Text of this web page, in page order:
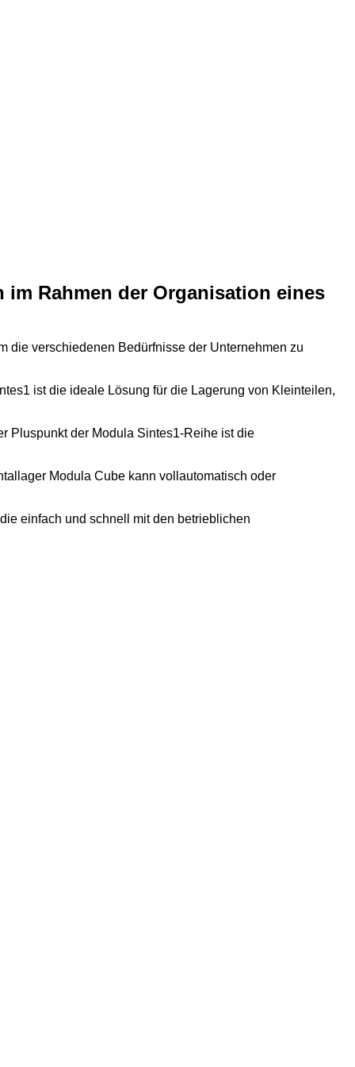
Rahmen der Organisation eines
die verschiedenen Bedürfnisse der Unternehmen zu
ist die ideale Lösung für die Lagerung von Kleinteilen,
Pluspunkt der Modula Sintes1-Reihe ist die
Modula Cube kann vollautomatisch oder
einfach und schnell mit den betrieblichen